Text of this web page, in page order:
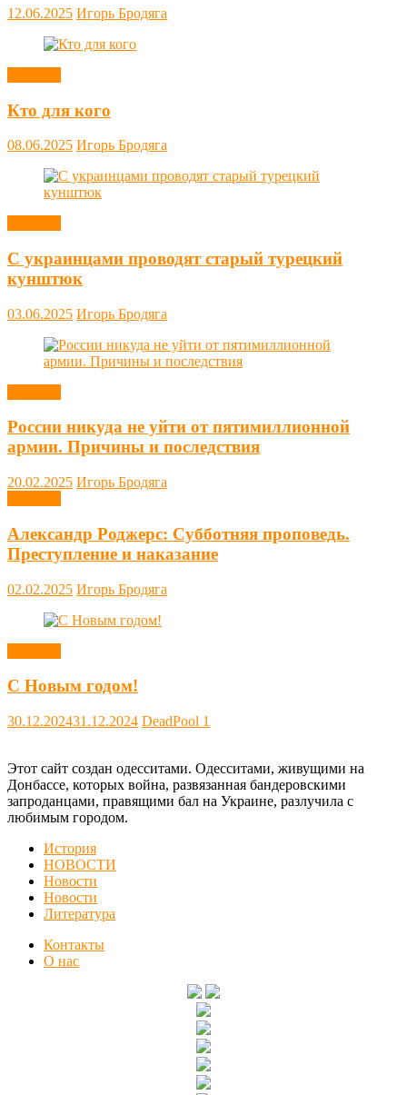
12.06.2025 Игорь Бродяга
Кто для кого
08.06.2025 Игорь Бродяга
С украинцами проводят старый турецкий
кунштюк
03.06.2025 Игорь Бродяга
России никуда не уйти от пятимиллионной
армии. Причины и последствия
20.02.2025 Игорь Бродяга
Александр Роджерс: Субботняя проповедь.
Преступление и наказание
02.02.2025 Игорь Бродяга
С Новым годом!
30.12.202431.12.2024 DeadPool 1
Этот сайт создан одесситами. Одесситами, живущими на
Донбассе, которых война, развязанная бандеровскими
запроданцами, правящими бал на Украине, разлучила с
любимым городом.
История
НОВОСТИ
Новости
Новости
Литература
Контакты
О нас